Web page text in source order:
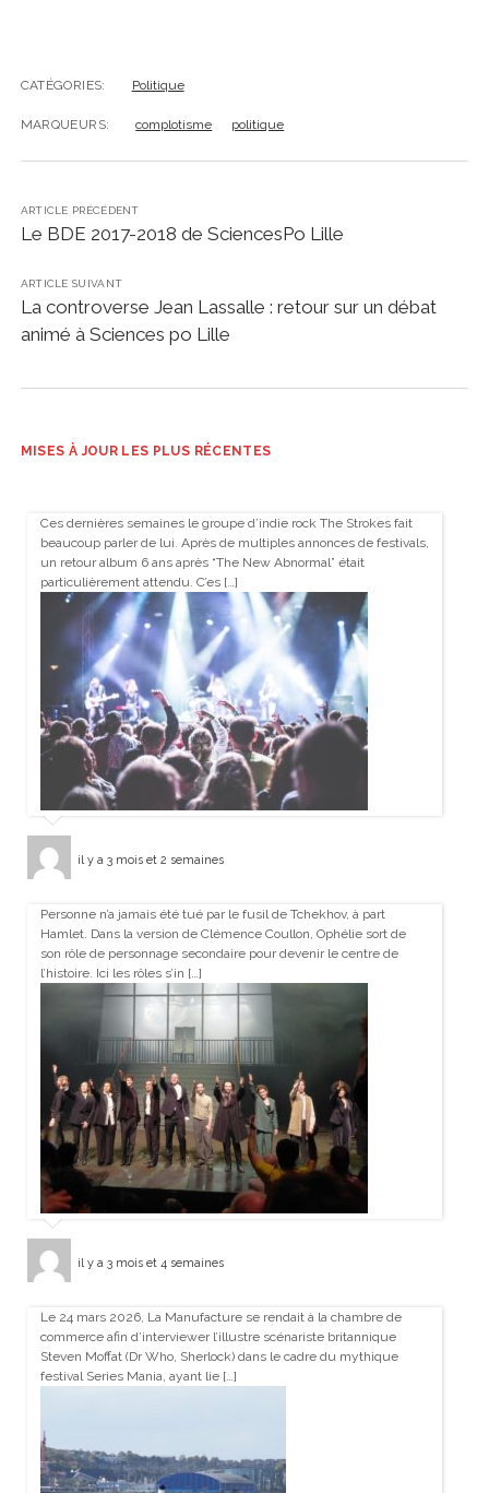
CATÉGORIES: Politique
MARQUEURS: complotisme politique
ARTICLE PRÉCÉDENT
Le BDE 2017-2018 de SciencesPo Lille
ARTICLE SUIVANT
La controverse Jean Lassalle : retour sur un débat
animé à Sciences po Lille
MISES À JOUR LES PLUS RÉCENTES
Ces dernières semaines le groupe d’indie rock The Strokes fait
beaucoup parler de lui. Après de multiples annonces de festivals,
un retour album 6 ans après “The New Abnormal” était
particulièrement attendu. C’es […]
il y a 3 mois et 2 semaines
Personne n’a jamais été tué par le fusil de Tchekhov, à part
Hamlet. Dans la version de Clémence Coullon, Ophélie sort de
son rôle de personnage secondaire pour devenir le centre de
l’histoire. Ici les rôles s’in […]
il y a 3 mois et 4 semaines
Le 24 mars 2026, La Manufacture se rendait à la chambre de
commerce afin d’interviewer l’illustre scénariste britannique
Steven Moffat (Dr Who, Sherlock) dans le cadre du mythique
festival Series Mania, ayant lie […]